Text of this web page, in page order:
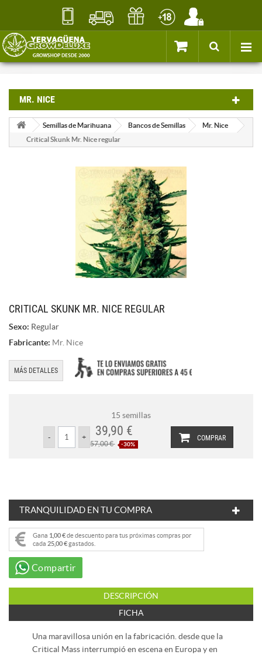
MR. NICE
Semillas de Marihuana Bancos de Semillas
Mr. Nice
Critical Skunk Mr. Nice regular
CRITICAL SKUNK MR. NICE REGULAR
Sexo: Regular
Fabricante: Mr. Nice
MÁS DETALLES
15 semillas
COMPRAR
39,90 €
57,00 € -30%
TRANQUILIDAD EN TU COMPRA
Gana 1,00 €de descuento para tus próximas compras por
cada 25,00 €gastados.
Compartir
DESCRIPCIÓN
FICHA
Una maravillosa unión en la fabricación. desde que la
Critical Mass interrumpió en escena en Europa y en